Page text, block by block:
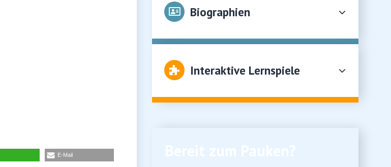
E-Mail
Biographien
Interaktive Lernspiele